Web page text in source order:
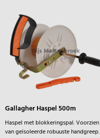
Gallagher Haspel 500m
Haspel met blokkeringspal. Voorzien
van geïsoleerde robuuste handgreep.